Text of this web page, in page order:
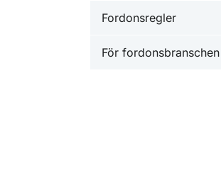
Fordonsregler
För fordonsbranschen